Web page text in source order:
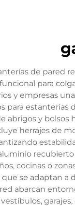
de pared
para
y empresas
para estanterías
abrigos y bolsos
herrajes de
cocinas o
que se adaptan
abarcan